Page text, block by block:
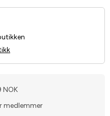
NOK
medlemmer